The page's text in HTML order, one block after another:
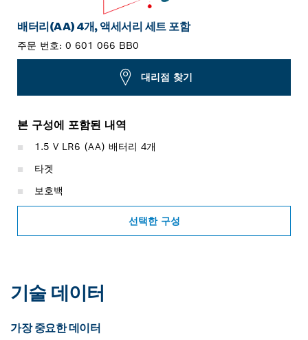
배터리(AA) 4개, 액세서리 세트 포함
주문 번호: 0 601 066 BB0
대리점 찾기
본 구성에 포함된 내역
1.5 V LR6 (AA) 배터리 4개
타겟
보호백
선택한 구성
기술 데이터
가장 중요한 데이터